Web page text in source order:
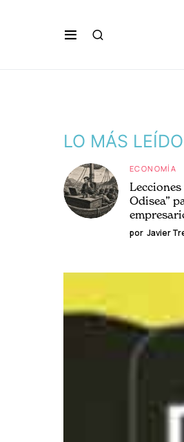
LO MÁS LEÍDO
ECONOMÍA
Lecciones
Odisea”
por Javier